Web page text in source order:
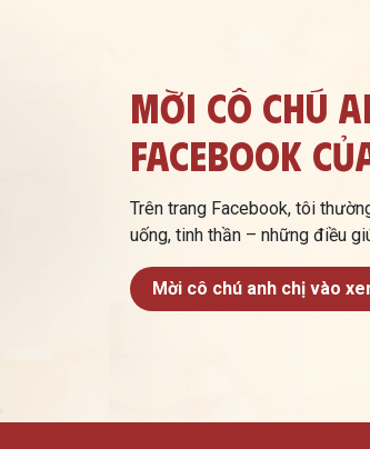
Mời Cô Chú
Facebook
Trên trang Facebook, tôi
uống, tinh thần – những điều
Mời cô chú anh chị vào